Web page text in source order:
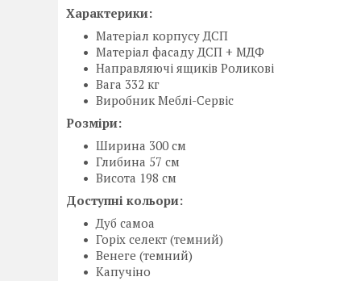
Характерики:
Матеріал корпусу ДСП
Матеріал фасаду ДСП + МДФ
Направляючі ящиків Роликові
Вага 332 кг
Виробник Меблі-Сервіс
Розміри:
Ширина 300 см
Глибина 57 см
Висота 198 см
Доступні кольори:
Дуб самоа
Горіх селект (темний)
Венеге (темний)
Капучіно